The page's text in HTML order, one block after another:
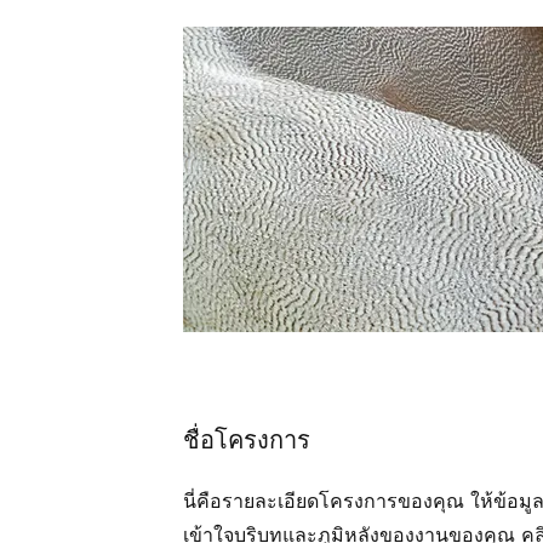
ชื่อโครงการ
นี่คือรายละเอียดโครงการของคุณ ให้ข้อมู
เข้าใจบริบทและภูมิหลังของงานของคุณ